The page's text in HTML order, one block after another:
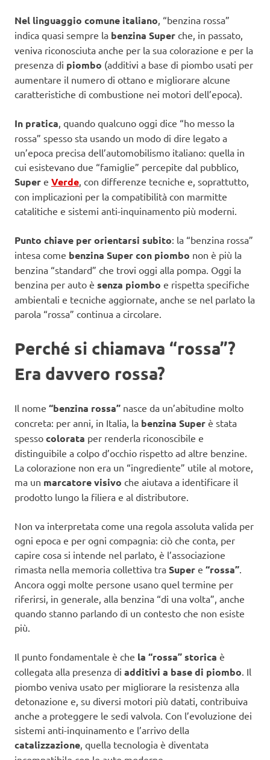
Nel linguaggio comune italiano, “benzina rossa”
indica quasi sempre la benzina Super che, in passato,
veniva riconosciuta anche per la sua colorazione e per la
presenza di piombo (additivi a base di piombo usati per
aumentare il numero di ottano e migliorare alcune
caratteristiche di combustione nei motori dell’epoca).
In pratica, quando qualcuno oggi dice “ho messo la
rossa” spesso sta usando un modo di dire legato a
un’epoca precisa dell’automobilismo italiano: quella in
cui esistevano due “famiglie” percepite dal pubblico,
Super e Verde, con differenze tecniche e, soprattutto,
con implicazioni per la compatibilità con marmitte
catalitiche e sistemi anti-inquinamento più moderni.
Punto chiave per orientarsi subito: la “benzina rossa”
intesa come benzina Super con piombo non è più la
benzina “standard” che trovi oggi alla pompa. Oggi la
benzina per auto è senza piombo e rispetta specifiche
ambientali e tecniche aggiornate, anche se nel parlato la
parola “rossa” continua a circolare.
Perché si chiamava “rossa”?
Era davvero rossa?
Il nome “benzina rossa” nasce da un’abitudine molto
concreta: per anni, in Italia, la benzina Super è stata
spesso colorata per renderla riconoscibile e
distinguibile a colpo d’occhio rispetto ad altre benzine.
La colorazione non era un “ingrediente” utile al motore,
ma un marcatore visivo che aiutava a identificare il
prodotto lungo la filiera e al distributore.
Non va interpretata come una regola assoluta valida per
ogni epoca e per ogni compagnia: ciò che conta, per
capire cosa si intende nel parlato, è l’associazione
rimasta nella memoria collettiva tra Super e “rossa”.
Ancora oggi molte persone usano quel termine per
riferirsi, in generale, alla benzina “di una volta”, anche
quando stanno parlando di un contesto che non esiste
più.
Il punto fondamentale è che la “rossa” storica è
collegata alla presenza di additivi a base di piombo. Il
piombo veniva usato per migliorare la resistenza alla
detonazione e, su diversi motori più datati, contribuiva
anche a proteggere le sedi valvola. Con l’evoluzione dei
sistemi anti-inquinamento e l’arrivo della
catalizzazione, quella tecnologia è diventata